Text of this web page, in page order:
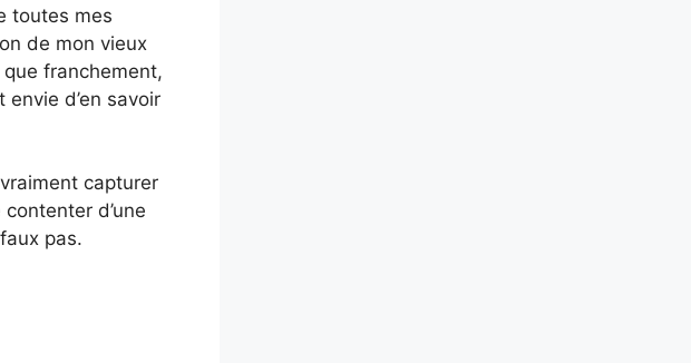
toutes mes
de mon vieux
que franchement,
d’en savoir
capturer
d’une
pas.